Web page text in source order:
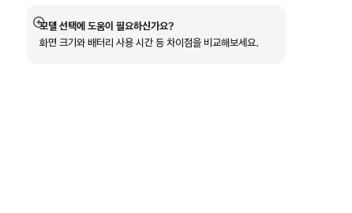
모델 선택에 도움이 필요하신가요?
화면 크기와 배터리 사용 시간 등 차이점을 비교해보세요.
자세히
보기